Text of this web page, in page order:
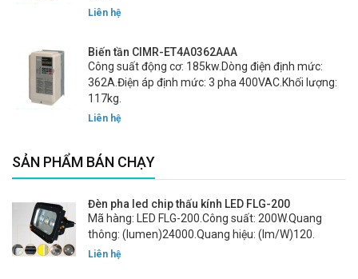
Liên hệ
Biến tần CIMR-ET4A0362AAA
Công suất động cơ: 185kw.Dòng điện định mức:
362A.Điện áp định mức: 3 pha 400VAC.Khối lượng:
117kg.
Liên hệ
SẢN PHẨM BÁN CHẠY
Đèn pha led chip thấu kính LED FLG-200
Mã hàng: LED FLG-200.Công suất: 200W.Quang
thông: (lumen)24000.Quang hiệu: (lm/W)120.
Liên hệ